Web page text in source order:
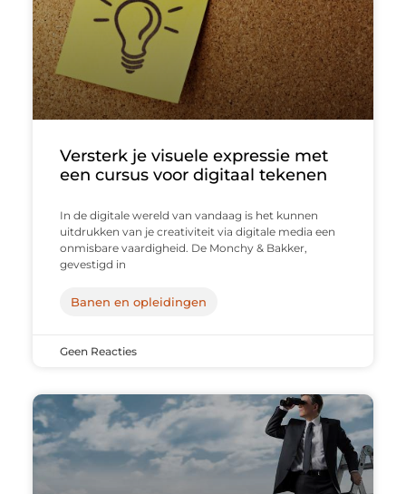
Versterk je visuele expressie met
een cursus voor digitaal tekenen
In de digitale wereld van vandaag is het kunnen
uitdrukken van je creativiteit via digitale media een
onmisbare vaardigheid. De Monchy & Bakker,
gevestigd in
Banen en opleidingen
Geen Reacties